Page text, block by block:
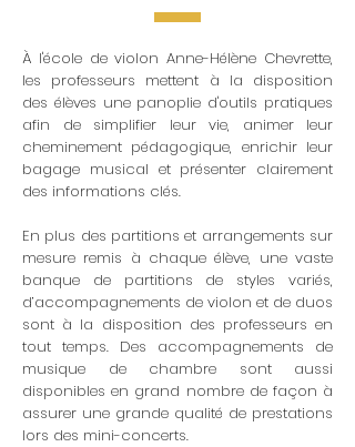
À l'école de violon Anne-Hélène Chevrette,
les professeurs mettent à la disposition
des élèves une panoplie d'outils pratiques
afin de simplifier leur vie, animer leur
cheminement pédagogique, enrichir leur
bagage musical et présenter clairement
des informations clés.
En plus des partitions et arrangements sur
mesure remis à chaque élève, une vaste
banque de partitions de styles variés,
d’accompagnements de violon et de duos
sont à la disposition des professeurs en
tout temps. Des accompagnements de
musique de chambre sont aussi
disponibles en grand nombre de façon à
assurer une grande qualité de prestations
lors des mini-concerts.